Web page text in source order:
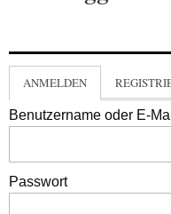
ANMELDEN
Benutzername oder E-
Passwort